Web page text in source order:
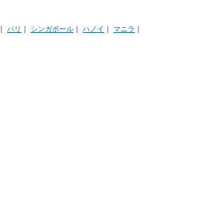
｜ パリ ｜ シンガポール｜ ハノイ ｜ マニラ ｜